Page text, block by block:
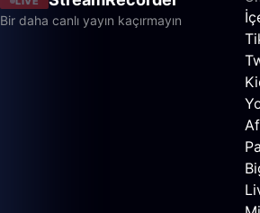
Bir daha canlı yayın kaçırmayın